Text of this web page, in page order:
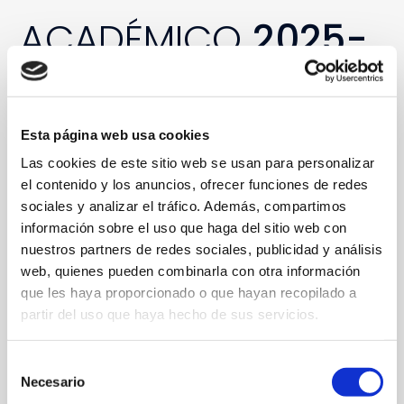
Esta página web usa cookies
Las cookies de este sitio web se usan para personalizar
el contenido y los anuncios, ofrecer funciones de redes
sociales y analizar el tráfico. Además, compartimos
información sobre el uso que haga del sitio web con
nuestros partners de redes sociales, publicidad y análisis
web, quienes pueden combinarla con otra información
que les haya proporcionado o que hayan recopilado a
partir del uso que haya hecho de sus servicios.
Necesario
Flipbook Plugin Help
documentation.
ACADÉMICO 2025-
26